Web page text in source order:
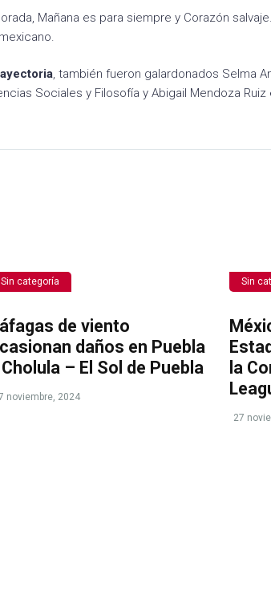
Mañana es para siempre y Corazón
, también fueron galardonados Selma
Sociales y Filosofía y Abigail Mendoza
Sin categoría
de viento
daños en Puebla
– El Sol de Puebla
noviembre, 2024
Sin
la
27